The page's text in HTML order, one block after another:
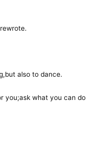
also to dance.
you;ask what you can do